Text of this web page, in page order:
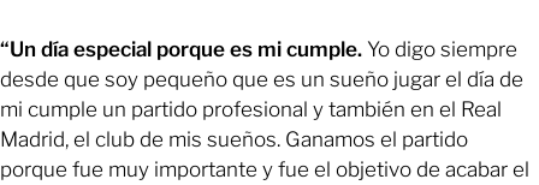
“Un día especial porque es mi cumple. Yo digo siempre
desde que soy pequeño que es un sueño jugar el día de
mi cumple un partido profesional y también en el Real
Madrid, el club de mis sueños. Ganamos el partido
porque fue muy importante y fue el objetivo de acabar el